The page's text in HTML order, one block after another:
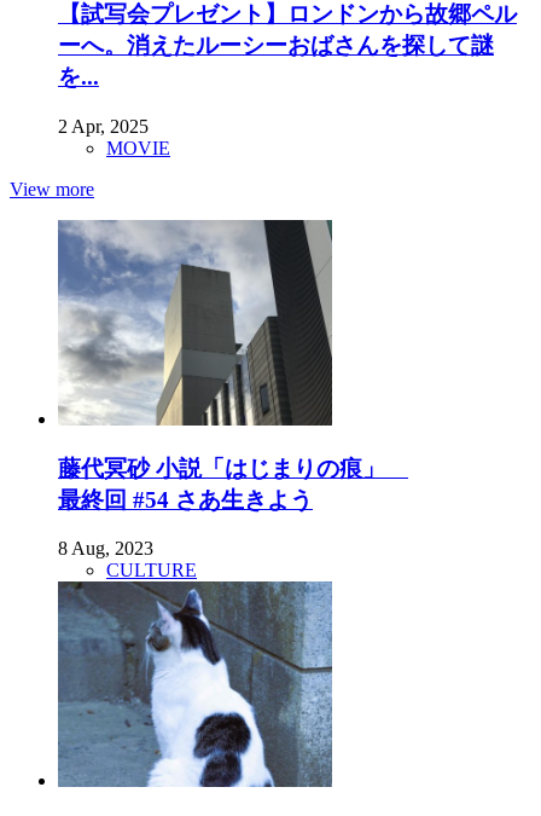
【試写会プレゼント】ロンドンから故郷ペル
ーへ。消えたルーシーおばさんを探して謎
を...
2 Apr, 2025
MOVIE
View more
藤代冥砂 小説「はじまりの痕」
最終回 #54 さあ生きよう
8 Aug, 2023
CULTURE